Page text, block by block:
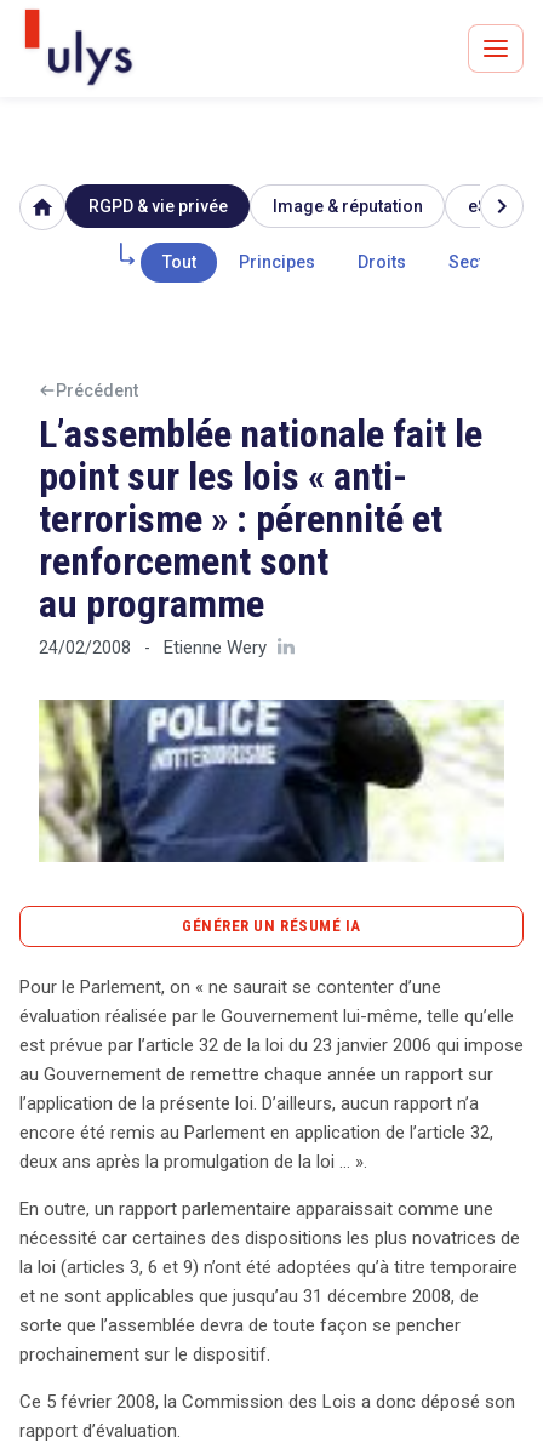
Avocats à Paris & Bruxelles
Leader en droit de l'innovation depuis 30 ans
Tout sur le RGPD
Tout sur le droit de l'innovation
Rechercher
CONTACT
home RGPD & vie privée Image & réputation eSanté
Tout Principes Droits Secteur
chevron_right
Précédent
L’assemblée nationale fait le
point sur les lois « anti-
terrorisme » : pérennité et
renforcement sont
au programme
24/02/2008 - Etienne Wery
GÉNÉRER UN RÉSUMÉ IA
Le Parlement exprime une nécessité d’évaluation
indépendante des mesures de sécurité instaurées par la
loi du 23 janvier 2006, notamment en matière de
vidéosurveillance et de conservation des données de
connexion. Deux ans après la promulgation de cette loi,
aucun rapport n’a été remis au Parlement, suscitant des
février 2008, mettant en lumière des dispositions
temporaires qui nécessitent un suivi urgent. Concernant
la vidéosurveillance, la loi a permis son extension dans
des lieux à risque terroriste, mais l’application reste
limitée, avec peu d’initiatives concrètes constatées. À
Paris, cependant, des systèmes de surveillance ont été
mis en place autour de sites sensibles. Par ailleurs,
l’accès des forces de l’ordre aux images de
Pour le Parlement, on « ne saurait se contenter d’une
évaluation réalisée par le Gouvernement lui-même, telle qu’elle
est prévue par l’article 32 de la loi du 23 janvier 2006 qui impose
au Gouvernement de remettre chaque année un rapport sur
l’application de la présente loi. D’ailleurs, aucun rapport n’a
encore été remis au Parlement en application de l’article 32,
deux ans après la promulgation de la loi … ».
En outre, un rapport parlementaire apparaissait comme une
nécessité car certaines des dispositions les plus novatrices de
la loi (articles 3, 6 et 9) n’ont été adoptées qu’à titre temporaire
et ne sont applicables que jusqu’au 31 décembre 2008, de
sorte que l’assemblée devra de toute façon se pencher
prochainement sur le dispositif.
Ce 5 février 2008, la Commission des Lois a donc déposé son
rapport d’évaluation.